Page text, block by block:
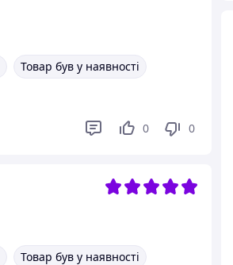
Товар був у наявності
0 0
Товар був у наявності